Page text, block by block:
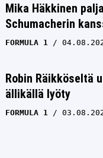
Mika Häkkinen
Schumacherin
FORMULA 1
Robin Räikköseltä
ällikällä lyöty
FORMULA 1